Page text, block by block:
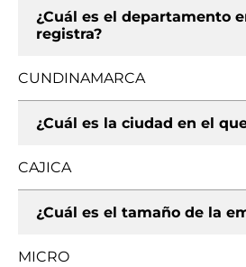
¿Cuál es el departamento
registra?
CUNDINAMARCA
¿Cuál es la ciudad en el
CAJICA
¿Cuál es el tamaño de la
MICRO